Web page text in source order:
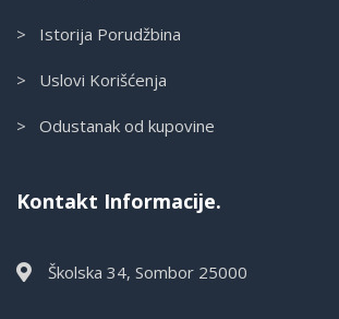
> Istorija Porudžbina
> Uslovi Korišćenja
> Odustanak od kupovine
Kontakt Informacije.
Školska 34, Sombor 25000